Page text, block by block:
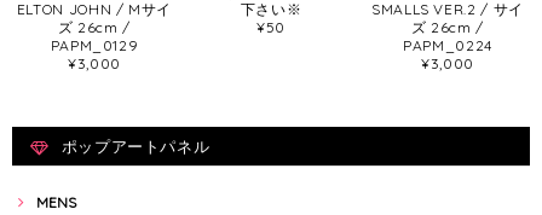
ELTON JOHN / Mサイ
ズ 26cm /
PAPM_0129
¥3,000
下さい※
¥50
SMALLS VER.2 / サイ
ズ 26cm /
PAPM_0224
¥3,000
ポップアートパネル
MENS